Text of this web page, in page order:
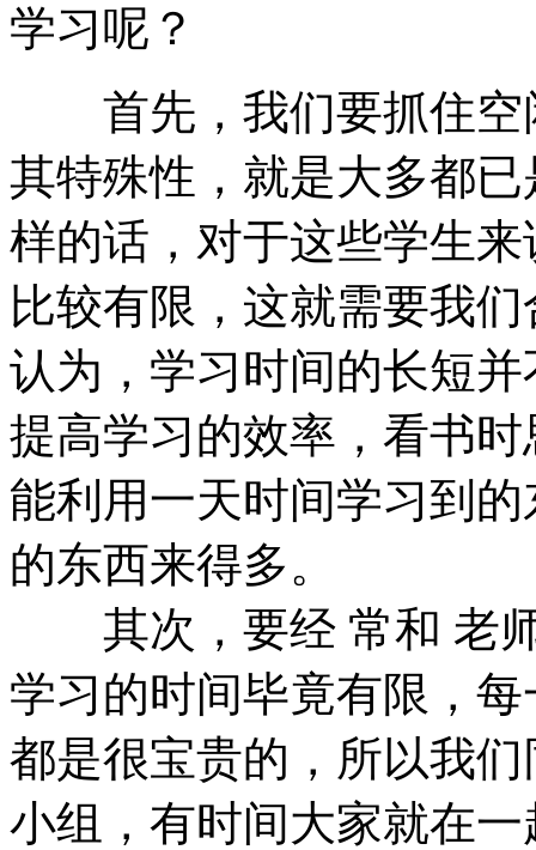
学习呢？
首先，我们要抓住空
其特殊性，就是大多都
样的话，对于这些学生
比较有限，这就需要我
认为，学习时间的长短
提高学习的效率，看书
能利用一天时间学习到
的东西来得多。
其次，要经 常和 老师
学习的时间毕竟有限，
都是很宝贵的，所以我
小组，有时间大家就在